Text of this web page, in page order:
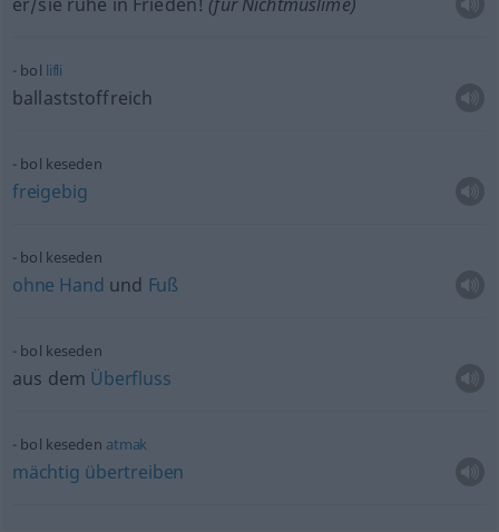
bol lifli
ballaststoffreich
bol keseden
freigebig
bol keseden
ohne Hand und Fuß
bol keseden
aus dem Überfluss
bol keseden atmak
mächtig übertreiben